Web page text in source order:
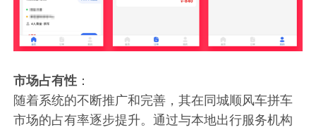
市场占有性 ：
随着系统的不断推广和完善，其在同城顺风车拼车
市场的占有率逐步提升。通过与本地出行服务机构